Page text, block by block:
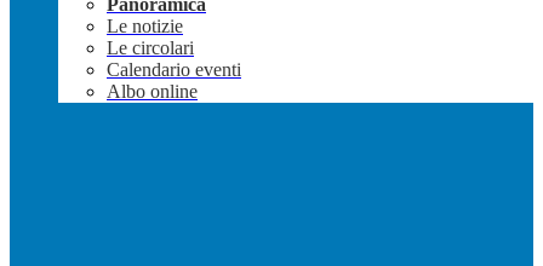
Panoramica
Le notizie
Le circolari
Calendario eventi
Albo online